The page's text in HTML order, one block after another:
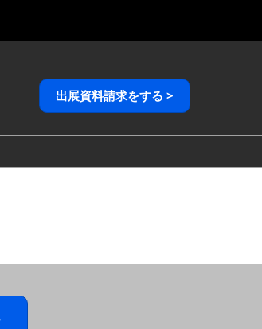
出展資料請求をする >